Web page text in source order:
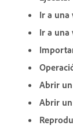
Ir a
Ir a una
Abrir
Abrir